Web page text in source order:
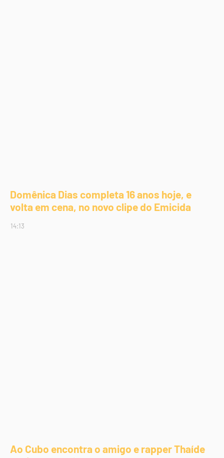
Domênica Dias completa 16 anos hoje, e
volta em cena, no novo clipe do Emicida
14:13
Ao Cubo encontra o amigo e rapper Thaíde